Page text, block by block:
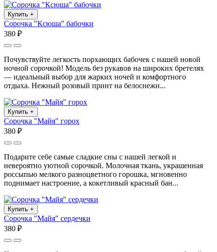
Купить +
Сорочка "Ксюша" бабочки
380 ₽
Почувствуйте легкость порхающих бабочек с нашей новой
ночной сорочкой! Модель без рукавов на широких бретелях
— идеальный выбор для жарких ночей и комфортного
отдыха. Нежный розовый принт на белоснежн...
Купить +
Сорочка "Майя" горох
380 ₽
Подарите себе самые сладкие сны с нашей легкой и
невероятно уютной сорочкой. Молочная ткань, украшенная
россыпью мелкого разноцветного горошка, мгновенно
поднимает настроение, а кокетливый красный бан...
Купить +
Сорочка "Майя" сердечки
380 ₽